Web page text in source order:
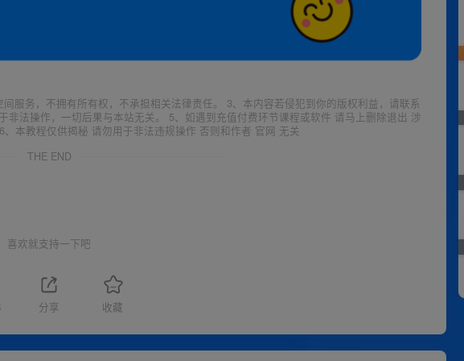
服务，不拥有所有权，不承担相关法律责任。 3、本内容若侵犯到你的版权利益，请联系
法操作，一切后果与本站无关。 5、如遇到充值付费环节课程或软件 请马上删除退出 涉
本教程仅供揭秘 请勿用于非法违规操作 否则和作者 官网 无关
THE END
喜欢就支持一下吧
分享 收藏